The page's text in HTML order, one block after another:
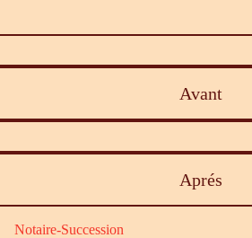
Avant
Aprés
Notaire-Succession